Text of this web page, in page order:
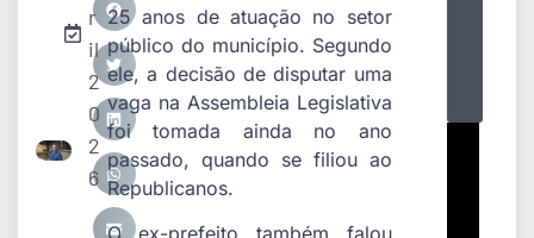
r
il
2
0
2
6
25 anos de atuação no setor
público do município. Segundo
ele, a decisão de disputar uma
vaga na Assembleia Legislativa
foi tomada ainda no ano
passado, quando se filiou ao
Republicanos.